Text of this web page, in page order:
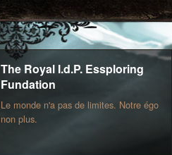
The Royal I.d.P. Essploring
Fundation
Le monde n'a pas de limites. Notre égo
non plus.